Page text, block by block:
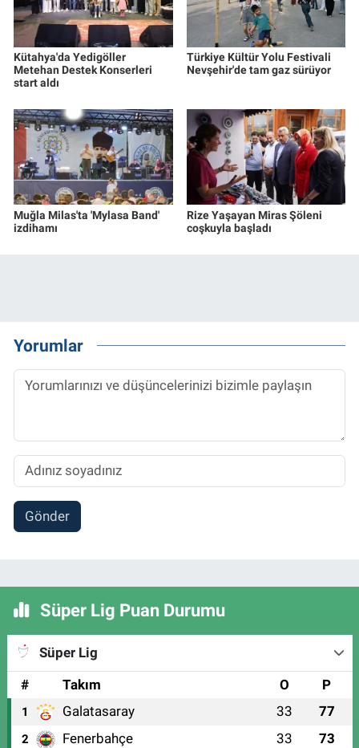
Kütahya'da Yedigöller
Metehan Destek Konserleri
start aldı
Türkiye Kültür Yolu Festivali
Nevşehir'de tam gaz sürüyor
Muğla Milas'ta 'Mylasa Band'
izdihamı
Rize Yaşayan Miras Şöleni
coşkuyla başladı
Yorumlar
Gönder
Süper Lig Puan Durumu
Süper Lig
#
Takım O P
1 Galatasaray 33 77
2 Fenerbahçe 33 73